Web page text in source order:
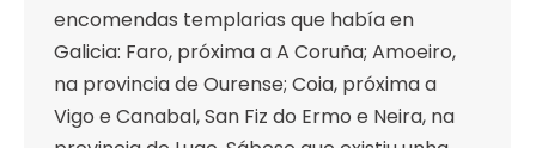
encomendas templarias que había en
Galicia: Faro, próxima a A Coruña; Amoeiro,
na provincia de Ourense; Coia, próxima a
Vigo e Canabal, San Fiz do Ermo e Neira, na